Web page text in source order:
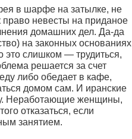
в шарфе на затылке, не
право невесты на приданое
домашних дел. Да-да
на законных основаниях
это слишком — трудиться,
решается за счет
либо обедает в кафе,
домом сам. И иранские
Неработающие женщины,
отказаться, если
занятием.